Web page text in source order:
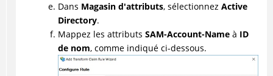
Dans Magasin d'attributs, sélectionnez Active
Directory.
Mappez les attributs SAM-Account-Nameà ID
de nom, comme indiqué ci-dessous.